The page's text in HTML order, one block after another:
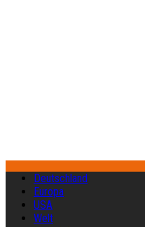
Deutschland
Europa
USA
Welt